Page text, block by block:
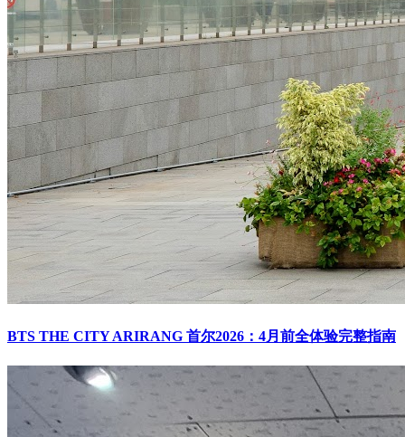
BTS THE CITY ARIRANG 首尔2026：4月前全体验完整指南